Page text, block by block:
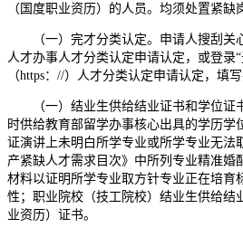
（国度职业资历）的人员。均须处置紧缺
（一）完才分类认定。申请人搜刮关
人才办事人才分类认定申请认定，或登录
（https：//）人才分类认定申请认定，填写
（一）结业生供给结业证书和学位证
时供给教育部留学办事核心出具的学历学
证演讲上未明白所学专业或所学专业无法
产紧缺人才需求目次》中所列专业精准婚
材料以证明所学专业取方针专业正在培育
性；职业院校（技工院校）结业生供给结
业资历）证书。